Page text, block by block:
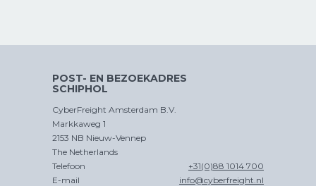
POST- EN BEZOEKADRES
SCHIPHOL
CyberFreight Amsterdam B.V.
Markkaweg 1
2153 NB Nieuw-Vennep
The Netherlands
Telefoon
+31(0)88 1014 700
E-mail
info@cyberfreight.nl